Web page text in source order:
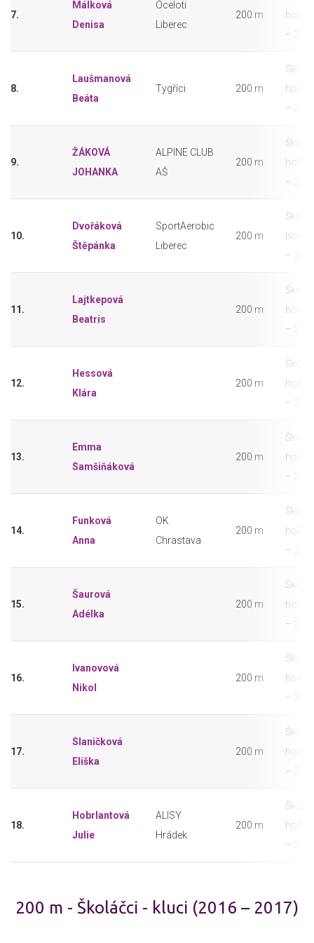
7.
Málková
Denisa
Oceloti
Liberec
200 m
holky
–
8.
Laušmanová
Beáta
Tygříci 200 m
holky
–
9.
ŽÁKOVÁ
JOHANKA
ALPINE CLUB
AŠ
200 m
holky
–
10.
Dvořáková
Štěpánka
SportAerobic
Liberec
200 m
holky
–
11.
Lajtkepová
Beatris
200 m
holky
–
12.
Hessová
Klára
200 m
holky
–
13.
Emma
Samšiňáková
200 m
holky
–
14.
Funková
Anna
OK
Chrastava
200 m
holky
–
15.
Šaurová
Adélka
200 m
holky
–
16.
Ivanovová
Nikol
200 m
holky
–
17.
Slaničková
Eliška
200 m
holky
–
18.
Hobrlantová
Julie
ALISY
Hrádek
200 m
holky
–
200 m - Školáčci - kluci (2016 – 2017)